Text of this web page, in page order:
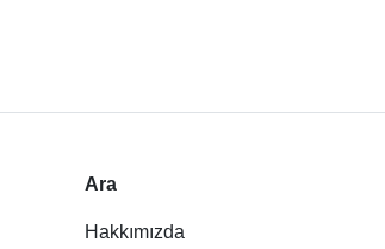
Ara
Hakkımızda